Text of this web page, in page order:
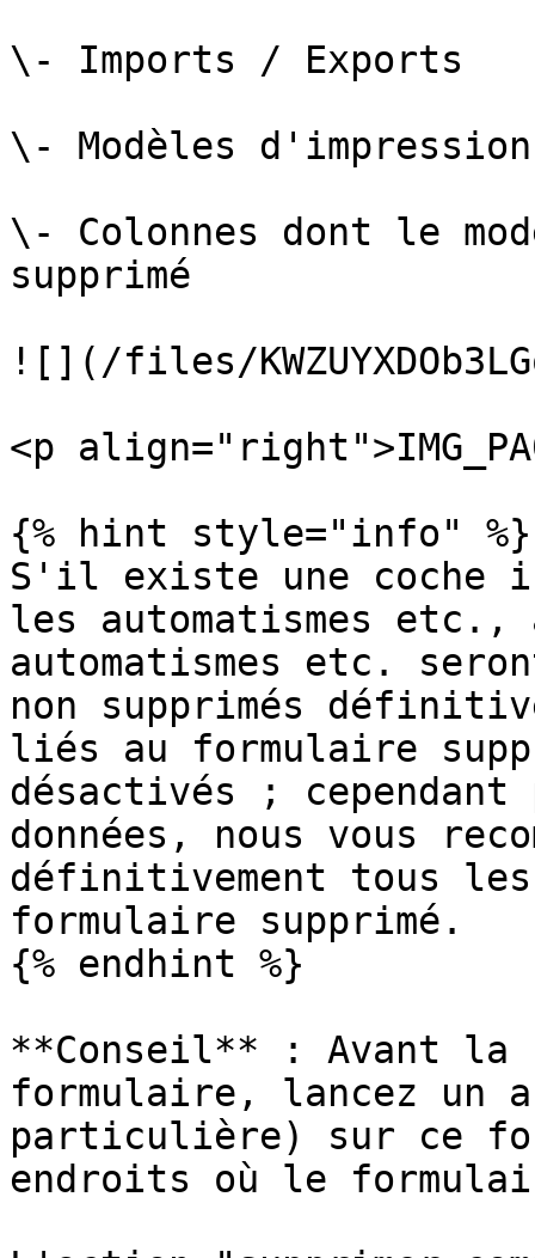
\- Imports / Exports
\- Modèles d'impression
\- Colonnes dont le
supprimé
![](/files/
<p
{% hint style="info" %}
S'il existe une coche
les automatismes
automatismes etc.
non supprimés
liés au formulaire
désactivés ;
données, nous vous
définitivement tous
formulaire supprimé.
{% endhint %}
**Conseil** : Avant la
formulaire, lancez un
particulière) sur ce
endroits où le